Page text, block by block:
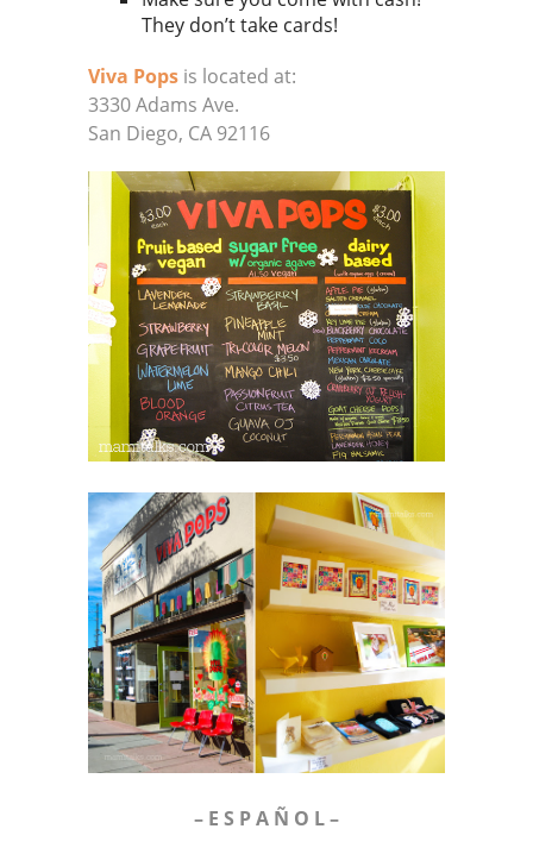
They don’t take cards!
Viva Pops is located at:
3330 Adams Ave.
San Diego, CA 92116
– E S P A Ñ O L –